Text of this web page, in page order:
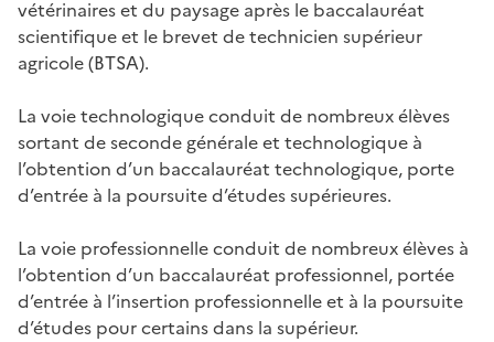
vétérinaires et du paysage après le baccalauréat
scientifique et le brevet de technicien supérieur
agricole (BTSA).
La voie technologique conduit de nombreux élèves
sortant de seconde générale et technologique à
l’obtention d’un baccalauréat technologique, porte
d’entrée à la poursuite d’études supérieures.
La voie professionnelle conduit de nombreux élèves à
l’obtention d’un baccalauréat professionnel, portée
d’entrée à l’insertion professionnelle et à la poursuite
d’études pour certains dans la supérieur.